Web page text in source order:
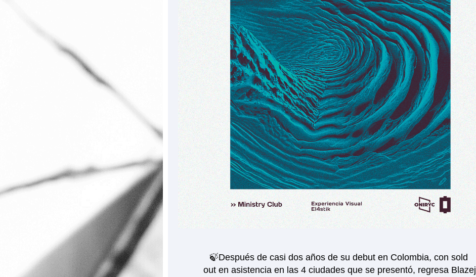
🍃Después de casi dos años de su debut en Colombia, con sold
out en asistencia en las 4 ciudades que se presentó, regresa Blazej